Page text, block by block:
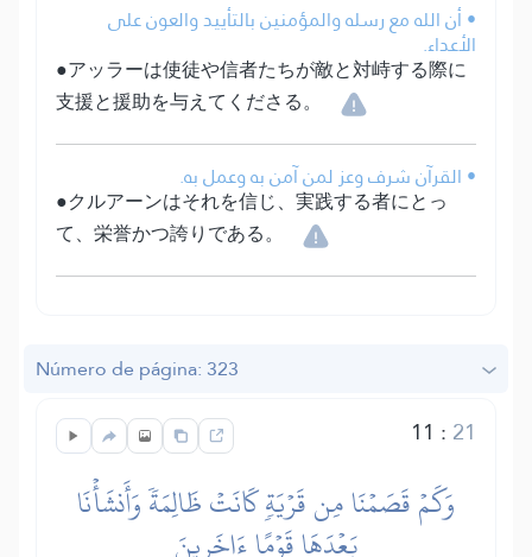
• أن الله مع رسله والمؤمنين بالتأييد والعون على
الأعداء.
●アッラーは使徒や信者たちが敵と対峙する際に
支援と援助を与えてくださる。
• القرآن شرف وعز لمن آمن به وعمل به.
●クルアーンはそれを信じ、実践する者にとっ
て、栄誉かつ誇りである。
Número de página: 323
11 : 21
وَكَمۡ قَصَمۡنَا مِن قَرۡيَةٖ كَانَتۡ ظَالِمَةٗ وَأَنشَأۡنَا
بَعۡدَهَا قَوۡمًا ءَاخَرِينَ